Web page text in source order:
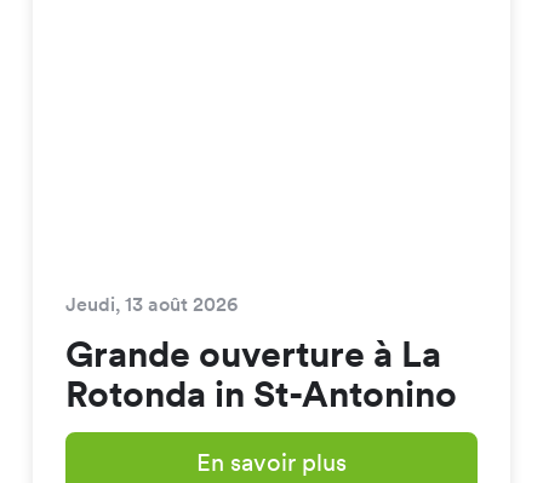
Jeudi, 13 août 2026
Grande ouverture à La
Rotonda in St-Antonino
En savoir plus